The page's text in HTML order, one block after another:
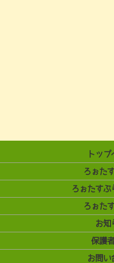
トッ
ろぉた
ろぉたすぷ
ろぉた
お知
保護
お問い